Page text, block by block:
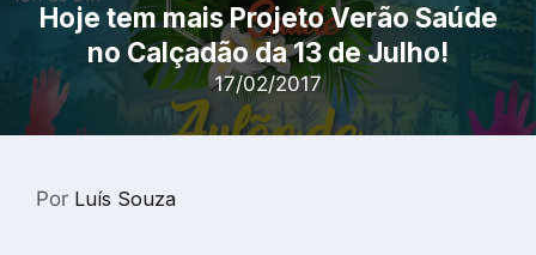
Hoje tem mais Projeto Verão Saúde
no Calçadão da 13 de Julho!
17/02/2017
Por Luís Souza